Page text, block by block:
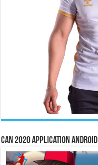
CAN 2020 Application Android